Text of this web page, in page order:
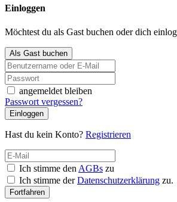
Einloggen
Möchtest du als Gast buchen oder dich
Als Gast buchen
angemeldet bleiben
Passwort vergessen?
Einloggen
Hast du kein Konto? Registrieren
Ich stimme den AGBs zu
Ich stimme derDatenschutzerklärung zu.
Fortfahren